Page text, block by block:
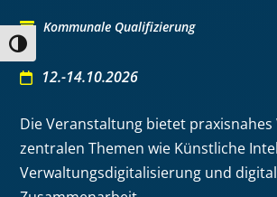
Umschalten auf hohe Kontraste
Kommunale Qualifizierung
12.-14.10.2026
Die Veranstaltung bietet praxisnahes
zentralen Themen wie Künstliche
Verwaltungsdigitalisierung und